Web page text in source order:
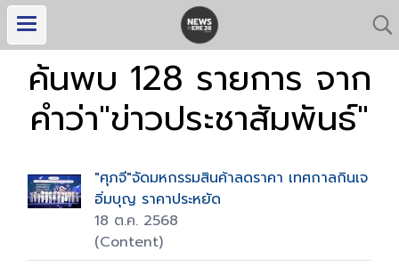
ค้นพบ 128 รายการ จาก
คำว่า"ข่าวประชาสัมพันธ์"
"ศุภจี"จัดมหกรรมสินค้าลดราคา เทศกาลกินเจ
อิ่มบุญ ราคาประหยัด
18 ต.ค. 2568
(Content)